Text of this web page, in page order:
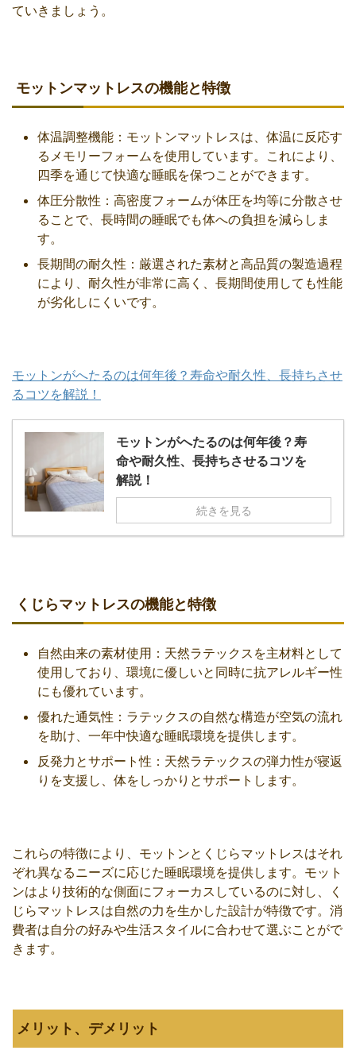
ていきましょう。
モットンマットレスの機能と特徴
体温調整機能：モットンマットレスは、体温に反応す
るメモリーフォームを使用しています。これにより、
四季を通じて快適な睡眠を保つことができます。
体圧分散性：高密度フォームが体圧を均等に分散させ
ることで、長時間の睡眠でも体への負担を減らしま
す。
長期間の耐久性：厳選された素材と高品質の製造過程
により、耐久性が非常に高く、長期間使用しても性能
が劣化しにくいです。
モットンがへたるのは何年後？寿命や耐久性、長持ちさせ
るコツを解説！
モットンがへたるのは何年後？寿
命や耐久性、長持ちさせるコツを
解説！
続きを見る
くじらマットレスの機能と特徴
自然由来の素材使用：天然ラテックスを主材料として
使用しており、環境に優しいと同時に抗アレルギー性
にも優れています。
優れた通気性：ラテックスの自然な構造が空気の流れ
を助け、一年中快適な睡眠環境を提供します。
反発力とサポート性：天然ラテックスの弾力性が寝返
りを支援し、体をしっかりとサポートします。
これらの特徴により、モットンとくじらマットレスはそれ
ぞれ異なるニーズに応じた睡眠環境を提供します。モット
ンはより技術的な側面にフォーカスしているのに対し、く
じらマットレスは自然の力を生かした設計が特徴です。消
費者は自分の好みや生活スタイルに合わせて選ぶことがで
きます。
メリット、デメリット